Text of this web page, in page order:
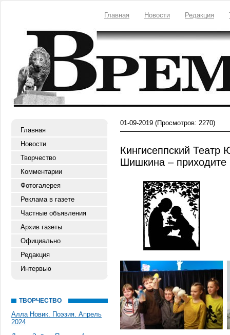
Главная Новости Редакция
Главная
Новости
Творчество
Комментарии
Фотогалерея
Реклама в газете
Частные объявления
Архив газеты
Официально
Редакция
Интервью
ТВОРЧЕСТВО
Алла Новик. Поэзия. Апрель
2024
01-09-2019 (Просмотров: 2270)
Кингисеппский
Шишкина – приходите